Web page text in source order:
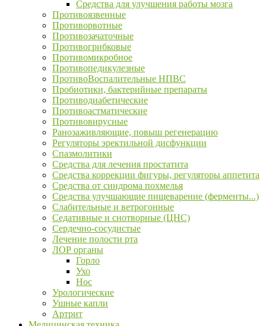
Средства для улучшения работы мозга
Противоязвенные
Противорвотные
Противозачаточные
Противогрибковые
Противомикробное
Противопедикулезные
ПротивоВоспалительные НПВС
Пробиотики, бактерийные препараты
Противодиабетические
Противоастматические
Противовирусные
Ранозаживляющие, повыш регенерацию
Регуляторы эректильной дисфункции
Спазмолитики
Средства для лечения простатита
Средства коррекции фигуры, регуляторы аппетита
Средства от синдрома похмелья
Средства улучшающие пищеварение (ферменты...)
Слабительные и ветрогонные
Седативные и снотворные (ЦНС)
Сердечно-сосудистые
Лечение полости рта
ЛОР органы
Горло
Ухо
Нос
Урологические
Ушные капли
Артрит